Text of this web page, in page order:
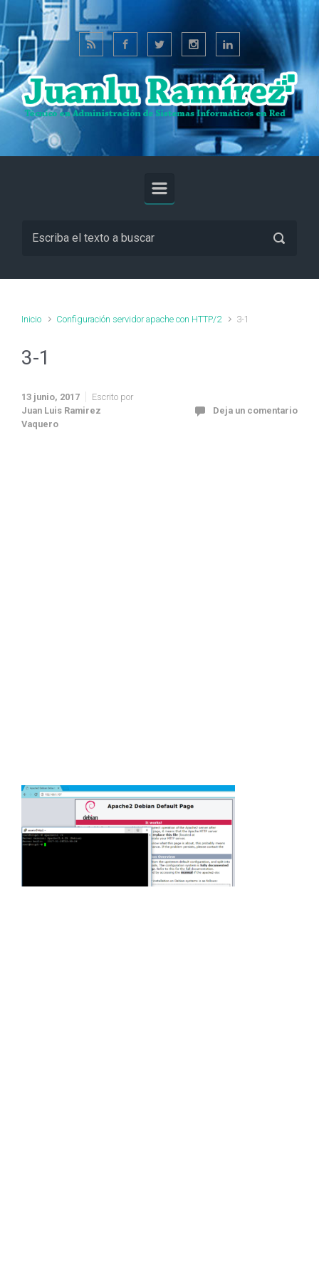
Saltar al contenido principal
Inicio Configuración servidor apache con HTTP/2 3-1
3-1
13 junio, 2017
Escrito por
Juan Luis Ramirez
Vaquero
Deja un comentario